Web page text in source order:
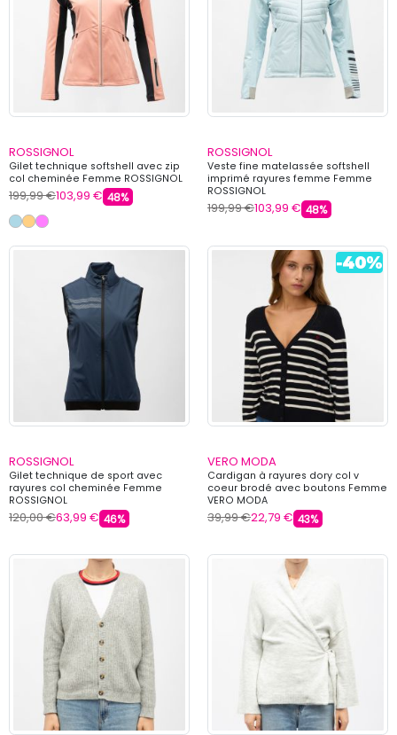
ROSSIGNOL
Gilet technique softshell avec zip
col cheminée Femme ROSSIGNOL
199,99 €103,99 € 48%
ROSSIGNOL
Veste fine matelassée softshell
imprimé rayures femme Femme
ROSSIGNOL
199,99 €103,99 € 48%
ROSSIGNOL
Gilet technique de sport avec
rayures col cheminée Femme
ROSSIGNOL
120,00 €63,99 € 46%
VERO MODA
Cardigan à rayures dory col v
coeur brodé avec boutons Femme
VERO MODA
39,99 €22,79 € 43%